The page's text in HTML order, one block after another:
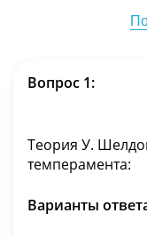
Вопрос 1:
Теория У.
темперамента:
Варианты